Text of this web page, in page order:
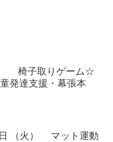
ーム☆
発達支援・幕張本
ット運動